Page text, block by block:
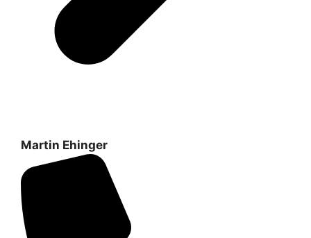
Martin Ehinger